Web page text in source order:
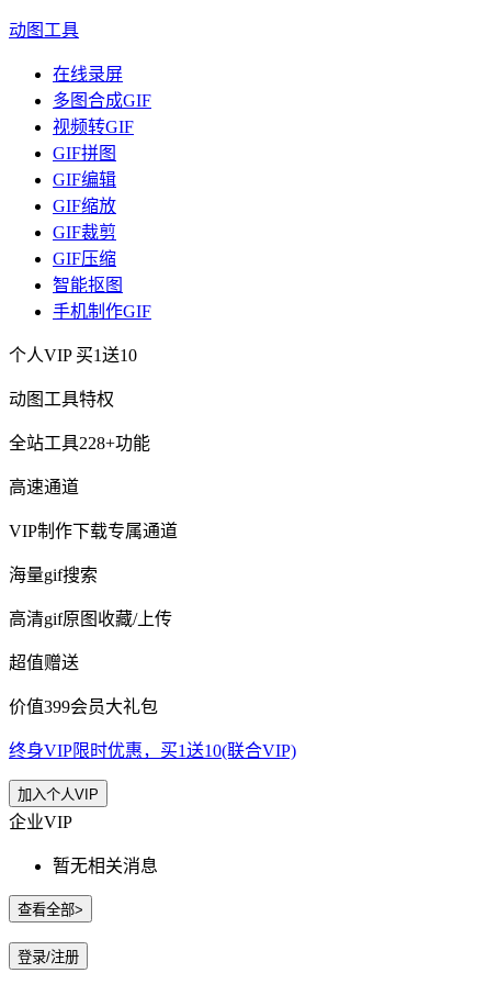
动图工具
在线录屏
多图合成GIF
视频转GIF
GIF拼图
GIF编辑
GIF缩放
GIF裁剪
GIF压缩
智能抠图
手机制作GIF
个人VIP 买1送10
动图工具特权
全站工具228+功能
高速通道
VIP制作下载专属通道
海量gif搜索
高清gif原图收藏/上传
超值赠送
价值399会员大礼包
终身VIP限时优惠，买1送10(联合VIP)
加入个人VIP
企业VIP
暂无相关消息
查看全部>
登录/注册